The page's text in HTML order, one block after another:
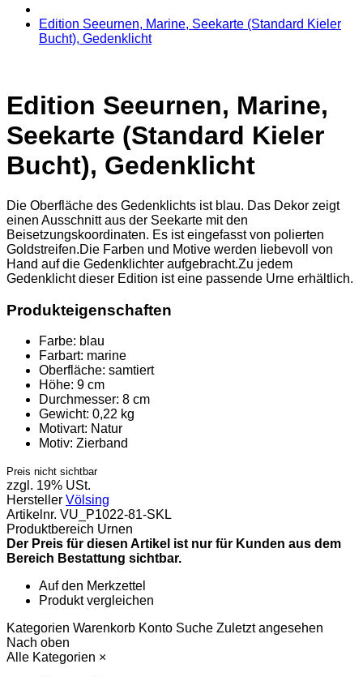
Edition Seeurnen, Marine, Seekarte (Standard Kieler
Bucht), Gedenklicht
Edition Seeurnen, Marine,
Seekarte (Standard Kieler
Bucht), Gedenklicht
Die Oberfläche des Gedenklichts ist blau. Das Dekor zeigt
einen Ausschnitt aus der Seekarte mit den
Beisetzungskoordinaten. Es ist eingefasst von polierten
Goldstreifen.Die Farben und Motive werden liebevoll von
Hand auf die Gedenklichter aufgebracht.Zu jedem
Gedenklicht dieser Edition ist eine passende Urne erhältlich.
Produkteigenschaften
Farbe: blau
Farbart: marine
Oberfläche: samtiert
Höhe: 9 cm
Durchmesser: 8 cm
Gewicht: 0,22 kg
Motivart: Natur
Motiv: Zierband
Preis nicht sichtbar
zzgl. 19% USt.
Hersteller Völsing
Artikelnr. VU_P1022-81-SKL
Produktbereich Urnen
Der Preis für diesen Artikel ist nur für Kunden aus dem
Bereich Bestattung sichtbar.
Auf den Merkzettel
Produkt vergleichen
Kategorien Warenkorb Konto Suche Zuletzt angesehen
Nach oben
Alle Kategorien ×